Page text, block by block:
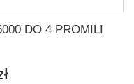
DO 4 PROMILI